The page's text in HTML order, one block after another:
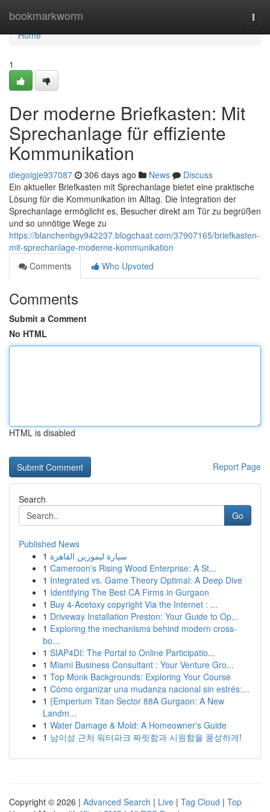
bookmarkworm
Home
Home
1
Der moderne Briefkasten: Mit
Sprechanlage für effiziente
Kommunikation
diegoigje937087 306 days ago News
Discuss
Ein aktueller Briefkasten mit Sprechanlage bietet eine praktische
Lösung für die Kommunikation im Alltag. Die Integration der
Sprechanlage ermöglicht es, Besucher direkt am Tür zu begrüßen
und so unnötige Wege zu
https://blanchenbgv942237.blogchaat.com/37907165/briefkasten-
mit-sprechanlage-moderne-kommunikation
Comments
Who Upvoted
Comments
Submit a Comment
No HTML
HTML is disabled
Report Page
Search
Go
Published News
1 سيارة ليموزين القاهرة
1 Cameroon's Rising Wood Enterprise: A St...
1 Integrated vs. Game Theory Optimal: A Deep Dive
1 Identifying The Best CA Firms in Gurgaon
1 Buy 4-Acetoxy copyright Via the Internet : ...
1 Driveway Installation Preston: Your Guide to Op...
1 Exploring the mechanisms behind modern cross-
bo...
1 SIAP4DI: The Portal to Online Participatio...
1 Miami Business Consultant : Your Venture Gro...
1 Top Monk Backgrounds: Exploring Your Course
1 Cómo organizar una mudanza nacional sin estrés:...
1 {Emperium Titan Sector 88A Gurgaon: A New
Landm...
1 Water Damage & Mold: A Homeowner's Guide
1 남이섬 근처 워터파크 짜릿함과 시원함을 풍성하게!
Copyright © 2026 | Advanced Search | Live | Tag Cloud | Top